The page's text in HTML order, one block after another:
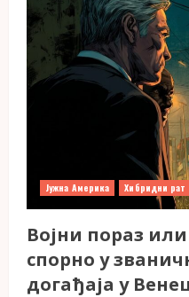
Јужна Америка Хибридни рат
Војни пораз
спорно у
догађаја у